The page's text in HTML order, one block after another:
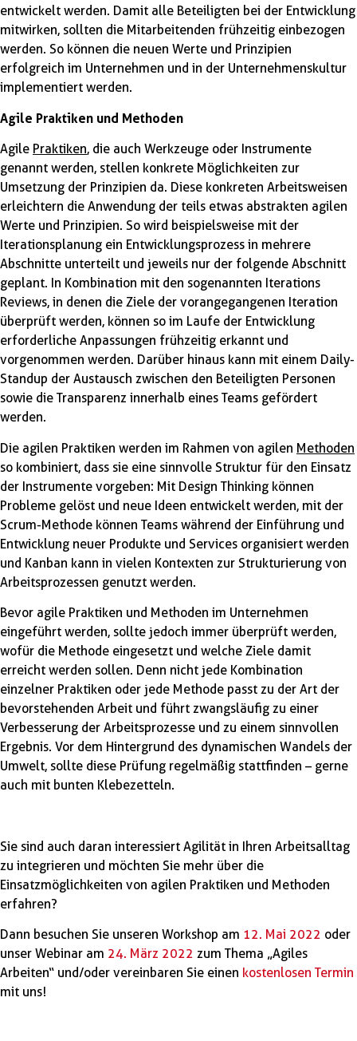
entwickelt werden. Damit alle Beteiligten bei der Entwicklung
mitwirken, sollten die Mitarbeitenden frühzeitig einbezogen
werden. So können die neuen Werte und Prinzipien
erfolgreich im Unternehmen und in der Unternehmenskultur
implementiert werden.
Agile Praktiken und Methoden
Agile Praktiken, die auch Werkzeuge oder Instrumente
genannt werden, stellen konkrete Möglichkeiten zur
Umsetzung der Prinzipien da. Diese konkreten Arbeitsweisen
erleichtern die Anwendung der teils etwas abstrakten agilen
Werte und Prinzipien. So wird beispielsweise mit der
Iterationsplanung ein Entwicklungsprozess in mehrere
Abschnitte unterteilt und jeweils nur der folgende Abschnitt
geplant. In Kombination mit den sogenannten Iterations
Reviews, in denen die Ziele der vorangegangenen Iteration
überprüft werden, können so im Laufe der Entwicklung
erforderliche Anpassungen frühzeitig erkannt und
vorgenommen werden. Darüber hinaus kann mit einem Daily-
Standup der Austausch zwischen den Beteiligten Personen
sowie die Transparenz innerhalb eines Teams gefördert
werden.
Die agilen Praktiken werden im Rahmen von agilen Methoden
so kombiniert, dass sie eine sinnvolle Struktur für den Einsatz
der Instrumente vorgeben: Mit Design Thinking können
Probleme gelöst und neue Ideen entwickelt werden, mit der
Scrum-Methode können Teams während der Einführung und
Entwicklung neuer Produkte und Services organisiert werden
und Kanban kann in vielen Kontexten zur Strukturierung von
Arbeitsprozessen genutzt werden.
Bevor agile Praktiken und Methoden im Unternehmen
eingeführt werden, sollte jedoch immer überprüft werden,
wofür die Methode eingesetzt und welche Ziele damit
erreicht werden sollen. Denn nicht jede Kombination
einzelner Praktiken oder jede Methode passt zu der Art der
bevorstehenden Arbeit und führt zwangsläufig zu einer
Verbesserung der Arbeitsprozesse und zu einem sinnvollen
Ergebnis. Vor dem Hintergrund des dynamischen Wandels der
Umwelt, sollte diese Prüfung regelmäßig stattfinden – gerne
auch mit bunten Klebezetteln.
Sie sind auch daran interessiert Agilität in Ihren Arbeitsalltag
zu integrieren und möchten Sie mehr über die
Einsatzmöglichkeiten von agilen Praktiken und Methoden
erfahren?
Dann besuchen Sie unseren Workshop am 12. Mai 2022 oder
unser Webinar am 24. März 2022 zum Thema „Agiles
Arbeiten“ und/oder vereinbaren Sie einen kostenlosen Termin
mit uns!